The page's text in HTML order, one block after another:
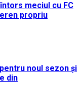
meciul cu FC
propriu
noul sezon și
din